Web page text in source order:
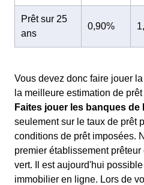
Prêt sur 25
ans
0,90%
Vous devez donc faire jouer
la meilleure estimation de
Faites jouer les banques de
seulement sur le taux de prêt
conditions de prêt imposées.
premier établissement
vert. Il est aujourd'hui
immobilier en ligne. Lors de